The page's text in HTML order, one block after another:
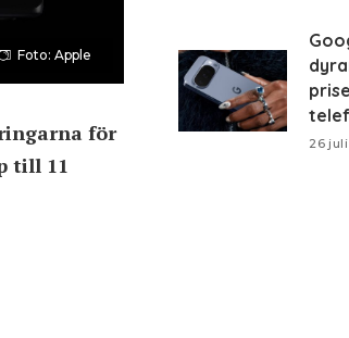
Foto: Apple
för
till 11
26